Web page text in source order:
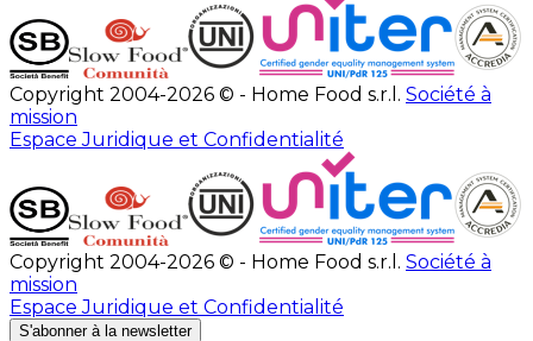
Copyright 2004-2026 © - Home Food s.r.l. Société à
mission
Espace Juridique et Confidentialité
Copyright 2004-2026 © - Home Food s.r.l. Société à
mission
Espace Juridique et Confidentialité
S'abonner à la newsletter